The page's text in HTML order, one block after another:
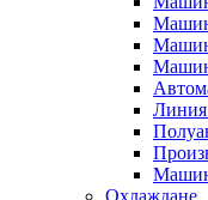
Линия
Охлаждане